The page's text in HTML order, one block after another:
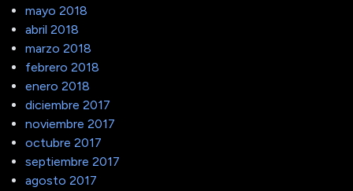
mayo 2018
abril 2018
marzo 2018
febrero 2018
enero 2018
diciembre 2017
noviembre 2017
octubre 2017
septiembre 2017
agosto 2017